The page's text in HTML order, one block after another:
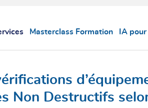
Masterclass Formation IA
Non Destructifs